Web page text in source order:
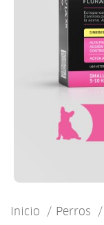
Inicio Perros